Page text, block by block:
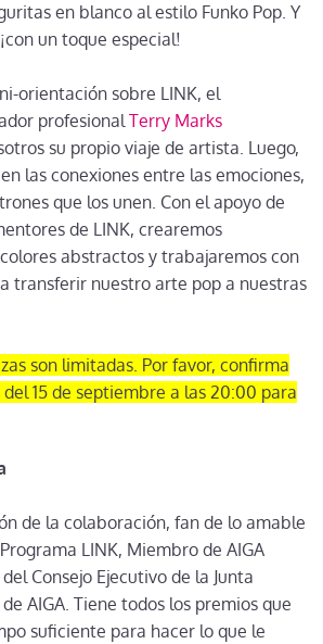
en blanco al estilo Funko Pop. Y
un toque especial!
orientación sobre LINK, el
profesionalTerry Marks
su propio viaje de artista. Luego,
las conexiones entre las emociones,
que los unen. Con el apoyo de
de LINK, crearemos
abstractos y trabajaremos con
transferir nuestro arte pop a nuestras
son limitadas. Por favor, confirma
15 de septiembre a las 20:00 para
de la colaboración, fan de lo amable
LINK, Miembro de AIGA
Consejo Ejecutivo de la Junta
AIGA. Tiene todos los premios que
suficiente para hacer lo que le